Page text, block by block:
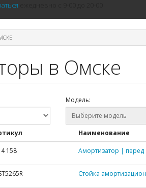
в Омске
Модель:
Наименование
158 Амортизатор | перед
Стойка